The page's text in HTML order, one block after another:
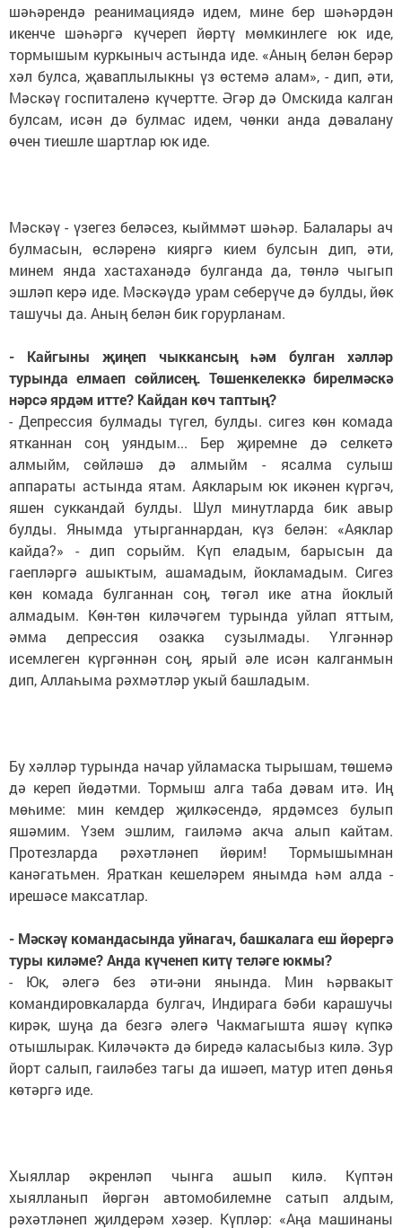
шәһәрендә реанимациядә идем, мине бер шәһәрдән
икенче шәһәргә күчереп йөртү мөмкинлеге юк иде,
тормышым куркыныч астында иде. «Аның белән берәр
хәл булса, җаваплылыкны үз өстемә алам», - дип, әти,
Мәскәү госпиталенә күчертте. Әгәр дә Омскида калган
булсам, исән дә булмас идем, чөнки анда дәвалану
өчен тиешле шартлар юк иде.
Мәскәү - үзегез беләсез, кыйммәт шәһәр. Балалары ач
булмасын, өсләренә кияргә кием булсын дип, әти,
минем янда хастаханәдә булганда да, төнлә чыгып
эшләп керә иде. Мәскәүдә урам себерүче дә булды, йөк
ташучы да. Аның белән бик горурланам.
- Кайгыны җиңеп чыккансың һәм булган хәлләр
турында елмаеп сөйлисең. Төшенкелеккә бирелмәскә
нәрсә ярдәм итте? Кайдан көч таптың?
- Депрессия булмады түгел, булды. сигез көн комада
ятканнан соң уяндым... Бер җиремне дә селкетә
алмыйм, сөйләшә дә алмыйм - ясалма сулыш
аппараты астында ятам. Аякларым юк икәнен күргәч,
яшен суккандай булды. Шул минутларда бик авыр
булды. Янымда утырганнардан, күз белән: «Аяклар
кайда?» - дип сорыйм. Күп еладым, барысын да
гаепләргә ашыктым, ашамадым, йокламадым. Сигез
көн комада булганнан соң, төгәл ике атна йоклый
алмадым. Көн-төн киләчәгем турында уйлап яттым,
әмма депрессия озакка сузылмады. Үлгәннәр
исемлеген күргәннән соң, ярый әле исән калганмын
дип, Аллаһыма рәхмәтләр укый башладым.
Бу хәлләр турында начар уйламаска тырышам, төшемә
дә кереп йөдәтми. Тормыш алга таба дәвам итә. Иң
мөһиме: мин кемдер җилкәсендә, ярдәмсез булып
яшәмим. Үзем эшлим, гаиләмә акча алып кайтам.
Протезларда рәхәтләнеп йөрим! Тормышымнан
канәгатьмен. Яраткан кешеләрем янымда һәм алда -
ирешәсе максатлар.
- Мәскәү командасында уйнагач, башкалага еш йөрергә
туры киләме? Анда күченеп китү теләге юкмы?
- Юк, әлегә без әти-әни янында. Мин һәрвакыт
командировкаларда булгач, Индирага бәби карашучы
кирәк, шуңа да безгә әлегә Чакмагышта яшәү күпкә
отышлырак. Киләчәктә дә биредә каласыбыз килә. Зур
йорт салып, гаиләбез тагы да ишәеп, матур итеп дөнья
көтәргә иде.
Хыяллар әкренләп чынга ашып килә. Күптән
хыялланып йөргән автомобилемне сатып алдым,
рәхәтләнеп җилдерәм хәзер. Күпләр: «Аңа машинаны